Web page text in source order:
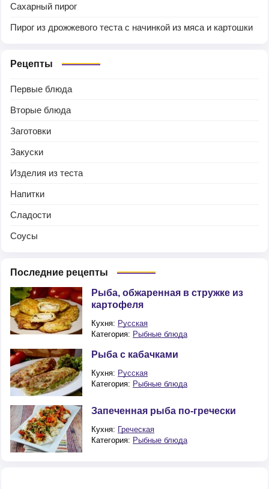
Сахарный пирог
Пирог из дрожжевого теста с начинкой из мяса и картошки
Рецепты
Первые блюда
Вторые блюда
Заготовки
Закуски
Изделия из теста
Напитки
Сладости
Соусы
Последние рецепты
Рыба, обжаренная в стружке из
картофеля
Кухня: Русская
Категория: Рыбные блюда
Рыба с кабачками
Кухня: Русская
Категория: Рыбные блюда
Запеченная рыба по-гречески
Кухня: Греческая
Категория: Рыбные блюда